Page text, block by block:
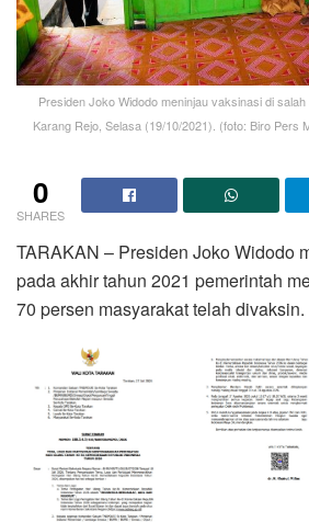
Presiden Joko Widodo meninjau vaksinasi di
Karang Rejo, Selasa (19/10/2021). (foto: Biro Pers
0
SHARES
TARAKAN – Presiden Joko Widodo
pada akhir tahun 2021 pemerintah
70 persen masyarakat telah divaksin.